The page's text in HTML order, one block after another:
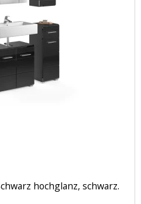
hochglanz, schwarz.